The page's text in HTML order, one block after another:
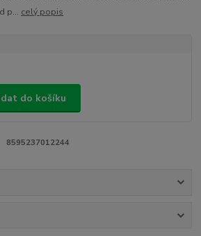
p... celý popis
do košíku
8595237012244